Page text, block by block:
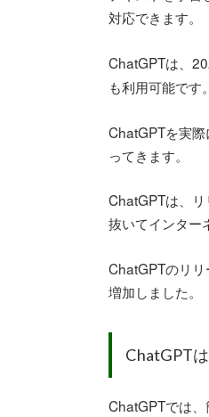
対応できます。
ChatGPTは、
も利用可能です。
ChatGPTを実
ってきます。
ChatGPTは、
抜いてインター
ChatGPTのリ
増加しました。
ChatGPT
ChatGPTでは